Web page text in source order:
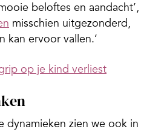
beloftes en aandacht’,
misschien uitgezonderd,
kan ervoor vallen.’
op je kind verliest
dynamieken zien we ook in